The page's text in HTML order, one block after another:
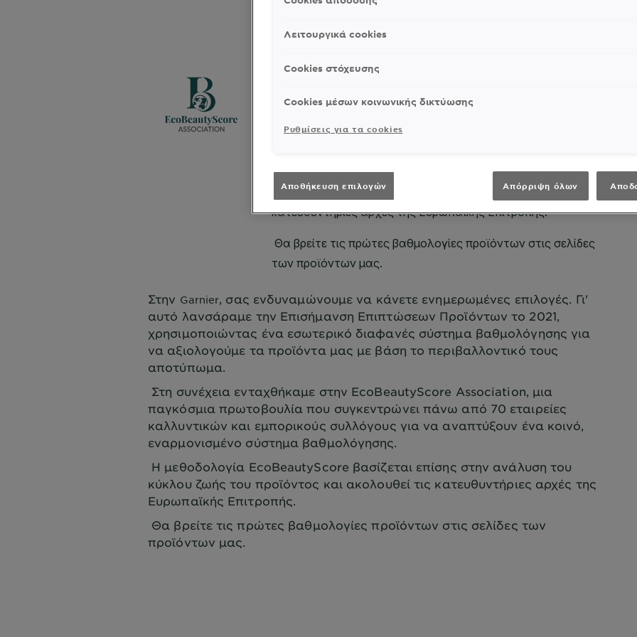
Στην Garnier, σας ενδυναμώνουμε να κάνετε ενημερωμένες επιλογές. Γι'
αυτό λανσάραμε την Επισήμανση Επιπτώσεων Προϊόντων το 2021,
χρησιμοποιώντας ένα εσωτερικό διαφανές σύστημα βαθμολόγησης για
να αξιολογούμε τα προϊόντα μας με βάση το περιβαλλοντικό τους
αποτύπωμα.
Στη συνέχεια ενταχθήκαμε στην EcoBeautyScore Association, μια
παγκόσμια πρωτοβουλία που συγκεντρώνει πάνω από 70 εταιρείες
καλλυντικών και εμπορικούς συλλόγους για να αναπτύξουν ένα κοινό,
εναρμονισμένο σύστημα βαθμολόγησης.
Η μεθοδολογία EcoBeautyScore βασίζεται επίσης στην ανάλυση του
κύκλου ζωής του προϊόντος και ακολουθεί τις κατευθυντήριες αρχές της
Ευρωπαϊκής Επιτροπής.
Θα βρείτε τις πρώτες βαθμολογίες προϊόντων στις σελίδες των
προϊόντων μας.
Λειτουργικά cookies
Cookies στόχευσης
Cookies μέσων κοινωνικής δικτύωσης
Ρυθμίσεις για τα cookies
Αποθήκευση επιλογών Απόρριψη όλων